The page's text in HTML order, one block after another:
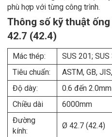
phù hợp với từng công trình.
Thông số kỹ thuật
42.7 (42.4)
Mác thép:
SUS 201;
Tiêu chuẩn:
ASTM, GB,
Độ dày:
0.6 đến 2.0mm
Chiều dài
6000mm
Đường
kính:
Ø 42.7 (42.4)